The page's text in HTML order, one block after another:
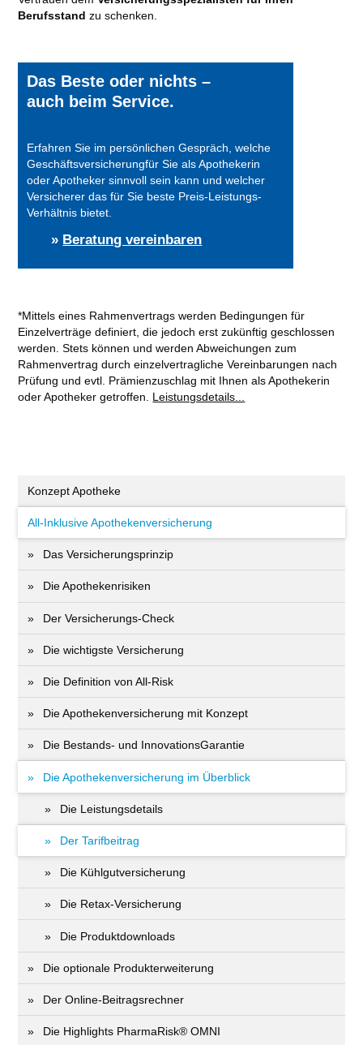
Berufsstandzu schenken.
Das Beste oder nichts –
auch beim Service.
Erfahren Sie im persönlichen Gespräch, welche
Geschäftsversicherungfür Sie als Apothekerin
oder Apotheker sinnvoll sein kann und welcher
Versicherer das für Sie beste Preis-Leistungs-
Verhältnis bietet.
» Beratung vereinbaren
*Mittels eines Rahmenvertrags werden Bedingungen für
Einzelverträge definiert, die jedoch erst zukünftig geschlossen
werden. Stets können und werden Abweichungen zum
Rahmenvertrag durch einzelvertragliche Vereinbarungen nach
Prüfung und evtl. Prämienzuschlag mit Ihnen als Apothekerin
oder Apotheker getroffen. Leistungsdetails...
Konzept Apotheke
All-Inklusive Apothekenversicherung
Das Versicherungsprinzip
Die Apothekenrisiken
Der Versicherungs-Check
Die wichtigste Versicherung
Die Definition von All-Risk
Die Apothekenversicherung mit Konzept
Die Bestands- und InnovationsGarantie
Die Apothekenversicherung im Überblick
Die Leistungsdetails
Der Tarifbeitrag
Die Kühlgutversicherung
Die Retax-Versicherung
Die Produktdownloads
Die optionale Produkterweiterung
Der Online-Beitragsrechner
Die Highlights PharmaRisk® OMNI